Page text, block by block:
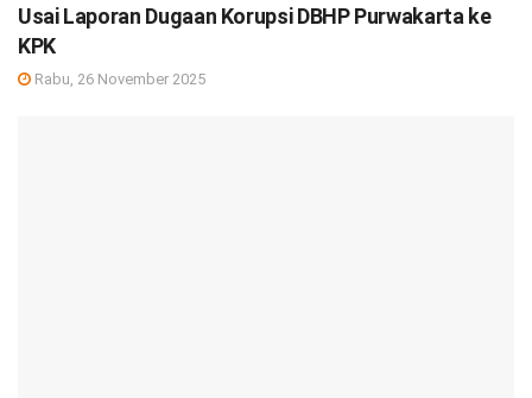
Usai Laporan Dugaan Korupsi DBHP Purwakarta ke
KPK
Rabu, 26 November 2025